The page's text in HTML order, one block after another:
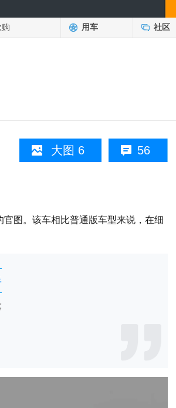
用车 社区
56
大图 6
图。该车相比普通版车型来说，在细